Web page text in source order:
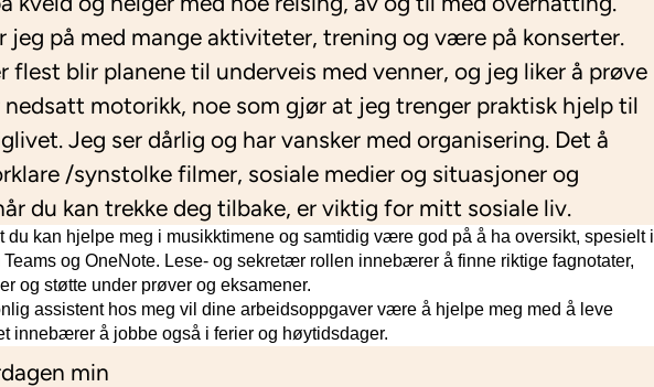
jeg på med mange aktiviteter, trening og være på konserter.
flest blir planene til underveis med venner, og jeg liker å prøve
nedsatt motorikk, noe som gjør at jeg trenger praktisk hjelp til
Jeg ser dårlig og har vansker med organisering. Det å
/synstolke filmer, sosiale medier og situasjoner og
du kan trekke deg tilbake, er viktig for mitt sosiale liv.
du kan hjelpe meg i musikktimene og samtidig være god på å ha oversikt, spesielt i
og OneNote. Lese- og sekretær rollen innebærer å finne riktige fagnotater,
og støtte under prøver og eksamener.
assistent hos meg vil dine arbeidsoppgaver være å hjelpe meg med å leve
innebærer å jobbe også i ferier og høytidsdager.
min